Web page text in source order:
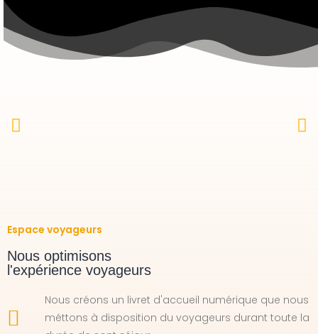
Espace voyageurs
Nous optimisons
l'expérience voyageurs
Nous créons un livret d'accueil numérique que nous
méttons à disposition du voyageurs durant toute la